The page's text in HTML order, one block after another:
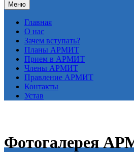
Меню
Главная
О нас
Зачем вступать?
Планы АРМИТ
Прием в АРМИТ
Члены АРМИТ
Правление АРМИТ
Контакты
Устав
Фотогалерея